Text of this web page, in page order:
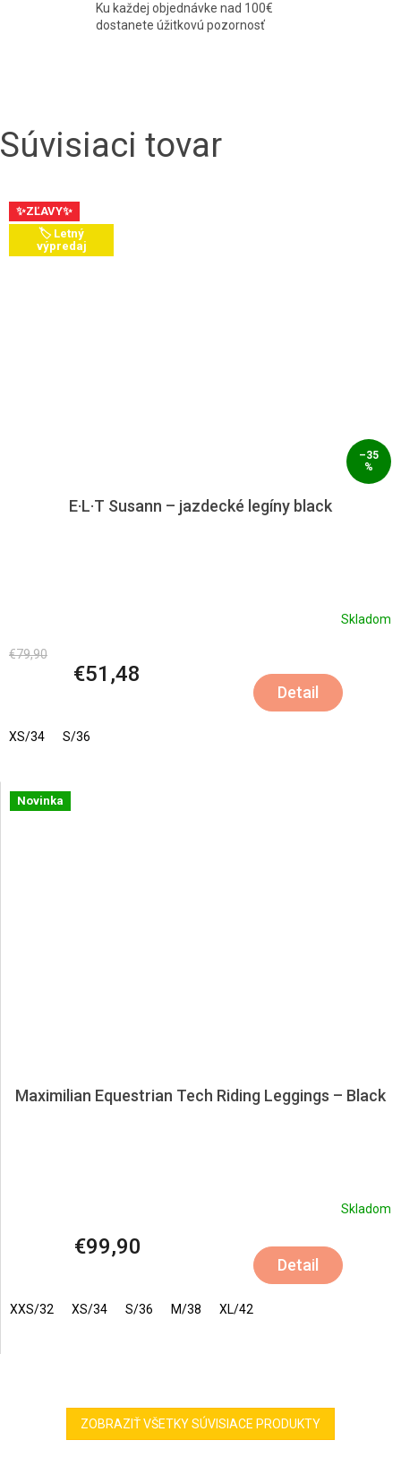
Ku každej objednávke nad 100€
dostanete úžitkovú pozornosť
Súvisiaci tovar
✨ZĽAVY✨
🏷️ Letný
výpredaj
–35
%
E·L·T Susann – jazdecké legíny black
Skladom
€79,90
€51,48
Detail
XS/34 S/36
Novinka
Maximilian Equestrian Tech Riding Leggings – Black
Skladom
€99,90
Detail
XXS/32 XS/34 S/36 M/38 XL/42
ZOBRAZIŤ VŠETKY SÚVISIACE PRODUKTY